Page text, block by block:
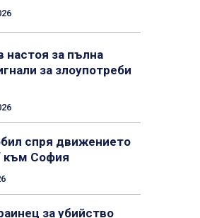
настоя за пълна
за злоупотреби
спря движението
към София
за убийство